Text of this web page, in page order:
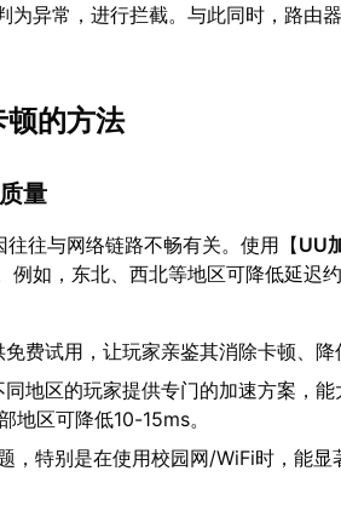
为异常，进行拦截。与此同时，路由
的方法
量
往与网络链路不畅有关。使用【UU
例如，东北、西北等地区可降低延迟
免费试用，让玩家亲鉴其消除卡顿、降
同地区的玩家提供专门的加速方案，
地区可降低10-15ms。
，特别是在使用校园网/WiFi时，能显